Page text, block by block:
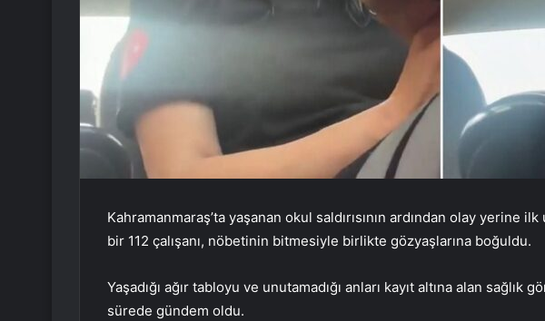
Kahramanmaraş’ta yaşanan okul saldırısının ardından olay yerine
bir 112 çalışanı, nöbetinin bitmesiyle birlikte gözyaşlarına boğuldu.
Yaşadığı ağır tabloyu ve unutamadığı anları kayıt altına alan sağlık
sürede gündem oldu.